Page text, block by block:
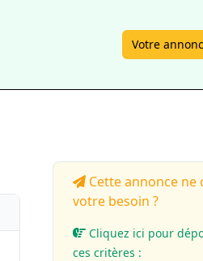
Votre
Cette annonce ne
votre besoin ?
Cliquez ici pour
ces critères :